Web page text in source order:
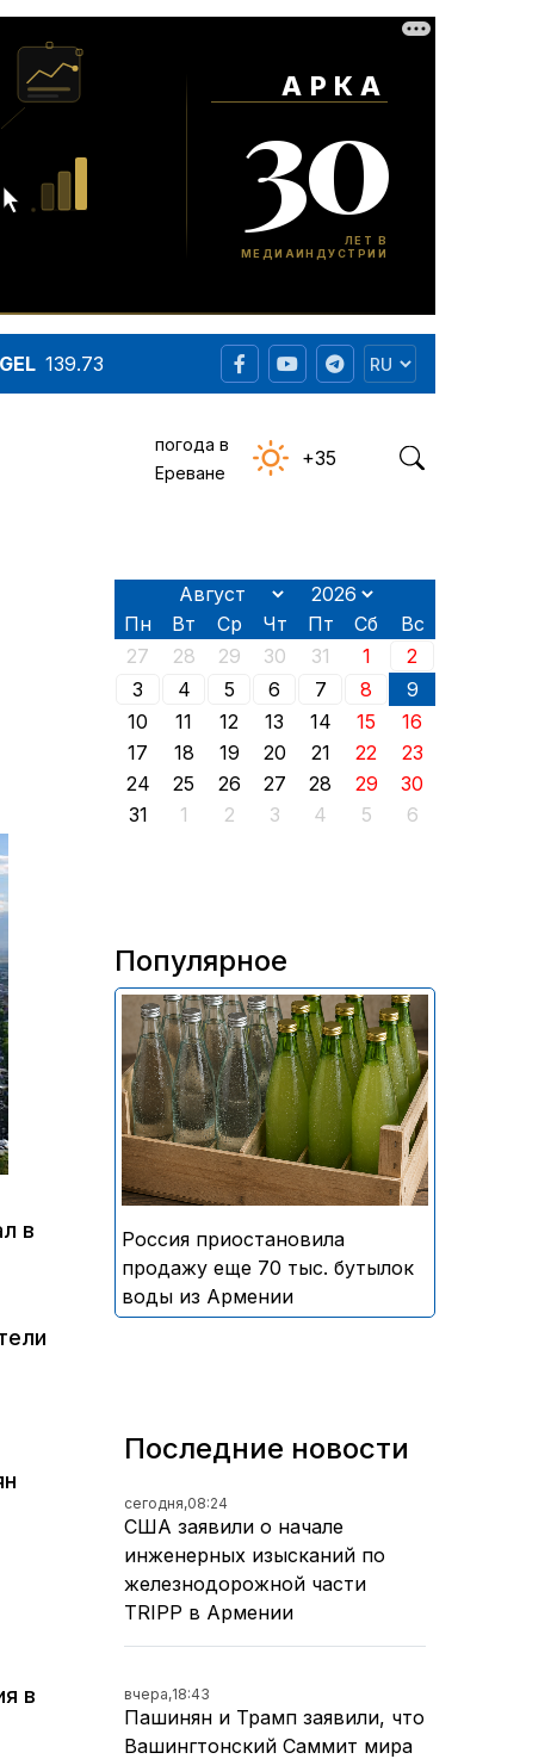
GEL 139.73
погода в
Ереване
+35
в
в
Пн Вт Ср Чт Пт Сб
Вс
27
28 29 30 31 1
2
3
4 5 6 7 8
9
10
11 12 13 14 15
16
17
18 19 20 21 22
23
24
25 26 27 28 29
30
31
1 2 3 4 5 6
Популярное
В России приостановили
продажу более 70 тыс.
бутылок питьевой воды и
безалкогольных напитков
армянского производства
Россия приостановила
продажу еще 70 тыс. бутылок
воды из Армении
Последние новости
сегодня,08:24
США заявили о начале
инженерных изысканий по
железнодорожной части
TRIPP в Армении
вчера,18:43
Пашинян и Трамп заявили, что
Вашингтонский Саммит мира